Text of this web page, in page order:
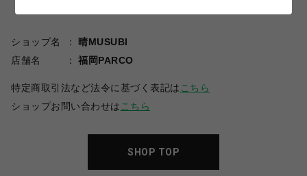
ショップ名
晴MUSUBI
店舗名
福岡PARCO
特定商取引法など法令に基づく表記は こちら
ショップお問い合わせは こちら
SHOP TOP